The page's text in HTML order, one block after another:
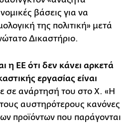
βάσεις για να
της πολιτική» μετά
Δικαστήριο.
η ΕΕ ότι δεν κάνει αρκετά
εργασίας είναι
σε ανάρτησή του στο X. «Η
τους αυστηρότερους κανόνες
προϊόντων που παράγονται